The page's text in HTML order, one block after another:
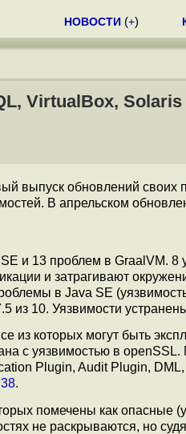
НОВОСТИ (+)
VirtualBox,
выпуск обновлений своих
В апрельском
и 13 проблем в GraalVM. 8
и затрагивают
в Java SE
из 10. Уязвимости
из которых могут быть
с уязвимостью в
Plugin, Audit Plugin,
.
помечены как опасные
не раскрываются, но